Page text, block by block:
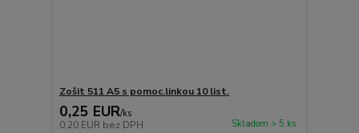
Zošit 511 A5 s pomoc.linkou 10 list.
0,25 EUR/ks
0,20 EUR bez DPH Skladom > 5 ks